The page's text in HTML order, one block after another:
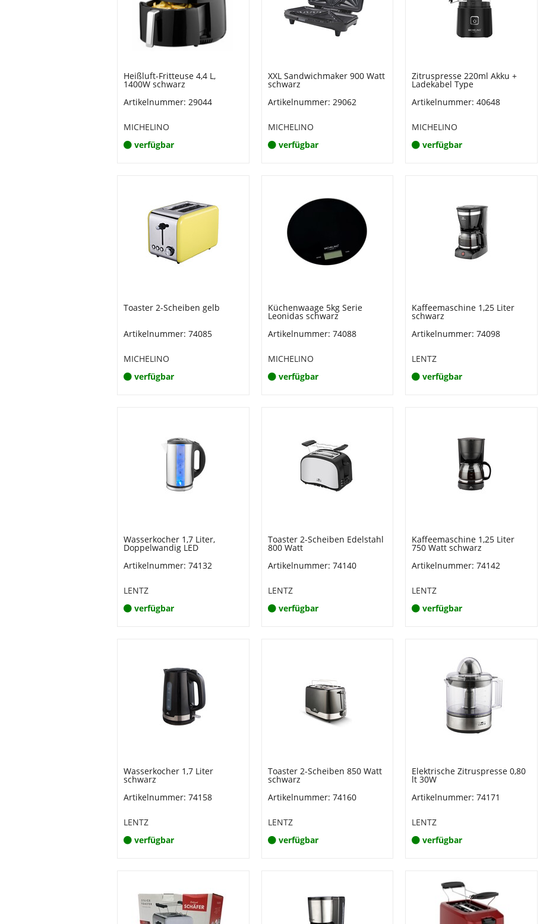
Heißluft-Fritteuse 4,4 L,
1400W schwarz
Artikelnummer: 29044
MICHELINO
verfügbar
XXL Sandwichmaker 900 Watt
schwarz
Artikelnummer: 29062
MICHELINO
verfügbar
Zitruspresse 220ml Akku +
Ladekabel Type
Artikelnummer: 40648
MICHELINO
verfügbar
Toaster 2-Scheiben gelb
Artikelnummer: 74085
MICHELINO
verfügbar
Küchenwaage 5kg Serie
Leonidas schwarz
Artikelnummer: 74088
MICHELINO
verfügbar
Kaffeemaschine 1,25 Liter
schwarz
Artikelnummer: 74098
LENTZ
verfügbar
Wasserkocher 1,7 Liter,
Doppelwandig LED
Artikelnummer: 74132
LENTZ
verfügbar
Toaster 2-Scheiben Edelstahl
800 Watt
Artikelnummer: 74140
LENTZ
verfügbar
Kaffeemaschine 1,25 Liter
750 Watt schwarz
Artikelnummer: 74142
LENTZ
verfügbar
Wasserkocher 1,7 Liter
schwarz
Artikelnummer: 74158
LENTZ
verfügbar
Toaster 2-Scheiben 850 Watt
schwarz
Artikelnummer: 74160
LENTZ
verfügbar
Elektrische Zitruspresse 0,80
lt 30W
Artikelnummer: 74171
LENTZ
verfügbar